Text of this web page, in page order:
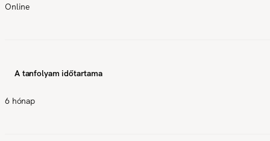
Online
A tanfolyam időtartama
6 hónap